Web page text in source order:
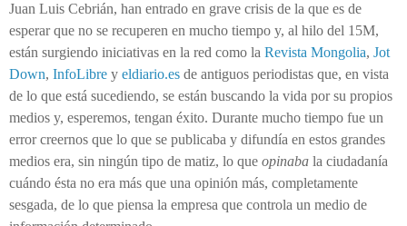
Juan Luis Cebrián, han entrado en grave crisis de la que es de
esperar que no se recuperen en mucho tiempo y, al hilo del 15M,
están surgiendo iniciativas en la red como la Revista Mongolia, Jot
Down, InfoLibre y eldiario.es de antiguos periodistas que, en vista
de lo que está sucediendo, se están buscando la vida por su propios
medios y, esperemos, tengan éxito. Durante mucho tiempo fue un
error creernos que lo que se publicaba y difundía en estos grandes
medios era, sin ningún tipo de matiz, lo que opinaba la ciudadanía
cuándo ésta no era más que una opinión más, completamente
sesgada, de lo que piensa la empresa que controla un medio de